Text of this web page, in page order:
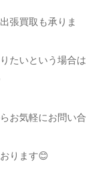
張買取も承りま
たいという場合は
お気軽にお問い合
ります😊